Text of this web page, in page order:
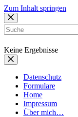
Zum Inhalt springen
Keine Ergebnisse
Datenschutz
Formulare
Home
Impressum
Über mich…